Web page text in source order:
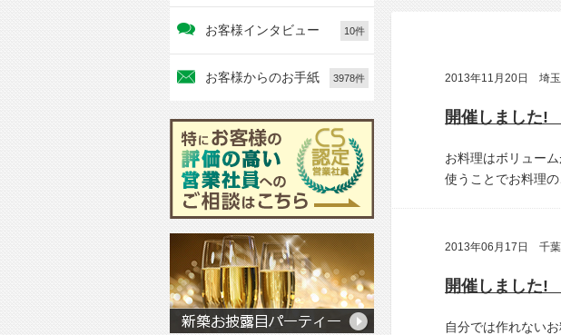
2013年11月20日 埼玉
お料理はボリュー
使うことでお料理
2013年06月17日 千
自分では作れない
お客様インタビュー 10件
お客様からのお手紙 3978件